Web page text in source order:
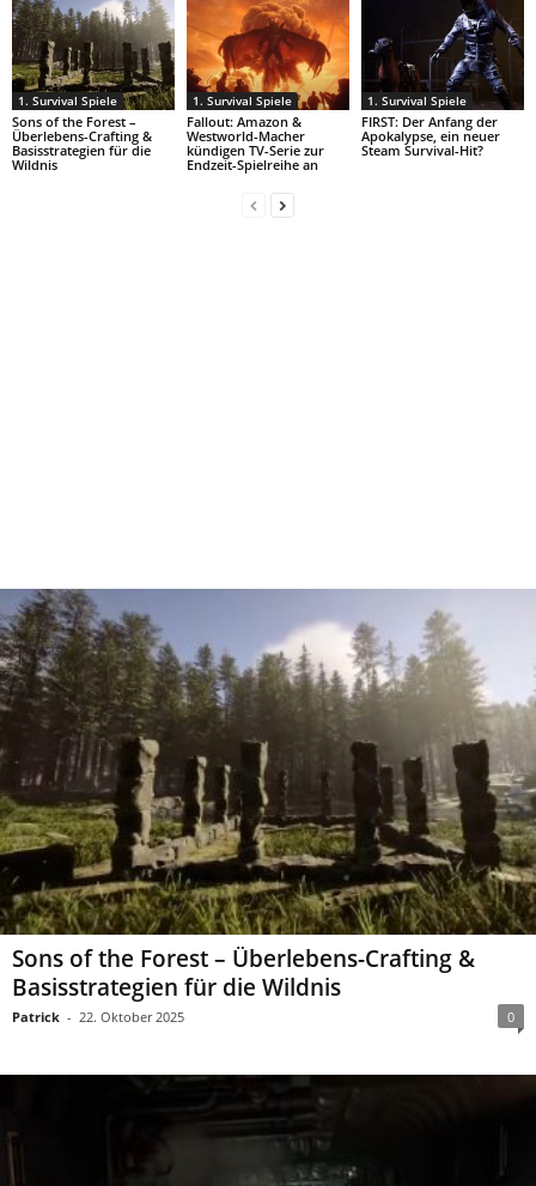
1. Survival Spiele
Sons of the Forest –
Überlebens-Crafting &
Basisstrategien für die
Wildnis
1. Survival Spiele
Fallout: Amazon &
Westworld-Macher
kündigen TV-Serie zur
Endzeit-Spielreihe an
1. Survival Spiele
FIRST: Der Anfang der
Apokalypse, ein neuer
Steam Survival-Hit?
Sons of the Forest – Überlebens-Crafting &
Basisstrategien für die Wildnis
Patrick - 22. Oktober 2025 0